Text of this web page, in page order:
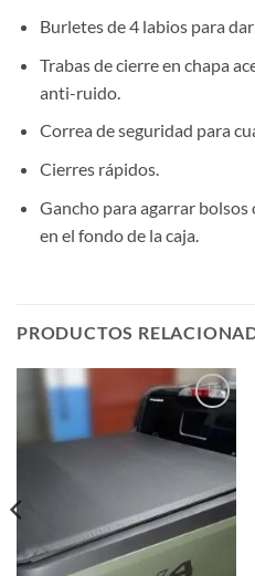
Burletes de 4 labios para
Trabas de cierre en chapa
anti-ruido.
Correa de seguridad para
Cierres rápidos.
Gancho para agarrar bolsos
en el fondo de la caja.
PRODUCTOS
a la
lista de